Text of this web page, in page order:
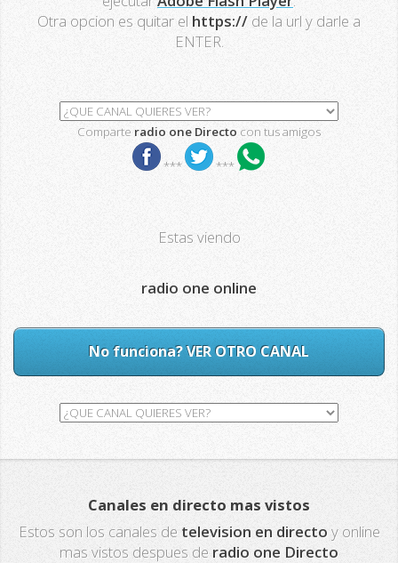
Otra opcion es quitar el https:// de la url y darle a
ENTER.
Comparte radio one Directo con tus amigos
*** ***
Estas viendo
radio one online
No funciona? VER OTRO CANAL
Canales en directo mas vistos
Estos son los canales de television en directo y online
mas vistos despues de radio one Directo